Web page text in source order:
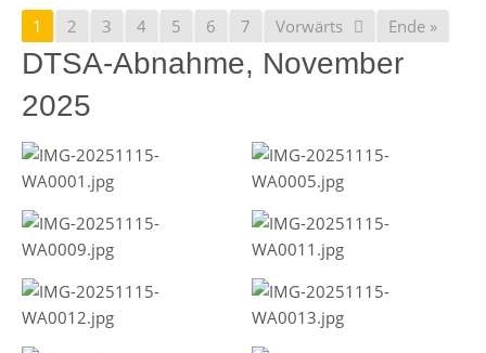
1 2 3 4 5 6 7 Vorwärts Ende »
DTSA-Abnahme, November
2025